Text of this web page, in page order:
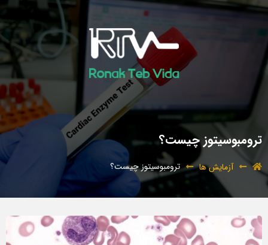
ترومبوسیتوز چیست؟
آزمایش ها ترومبوسیتوز چیست؟